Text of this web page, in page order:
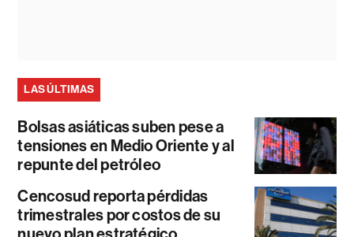
LAS ÚLTIMAS
Bolsas asiáticas suben pese a
tensiones en Medio Oriente y al
repunte del petróleo
Cencosud reporta pérdidas
trimestrales por costos de su